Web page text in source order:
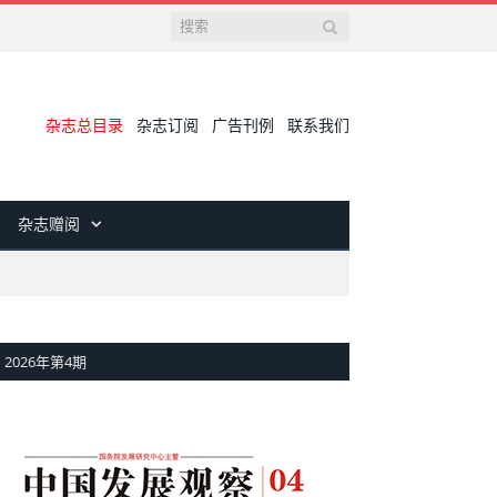
杂志总目录 杂志订阅 广告刊例 联系我们
杂志赠阅
2026年第4期